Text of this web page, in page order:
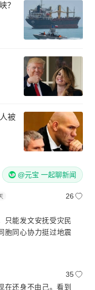
？
被
@元宝 一起聊新闻
26
只能发文安抚受灾民
胞同心协力挺过地震
35
在还身不由己。看到